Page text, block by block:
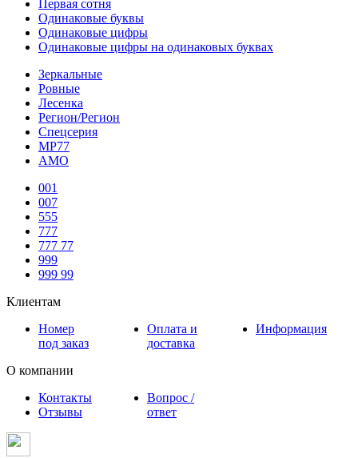
Первая сотня
Одинаковые буквы
Одинаковые цифры
Одинаковые цифры на одинаковых буквах
Зеркальные
Ровные
Лесенка
Регион/Регион
Спецсерия
МР77
АМО
001
007
555
777
777 77
999
999 99
Клиентам
Номер
под заказ
Оплата и
доставка
Информация
О компании
Контакты
Отзывы
Вопрос /
ответ